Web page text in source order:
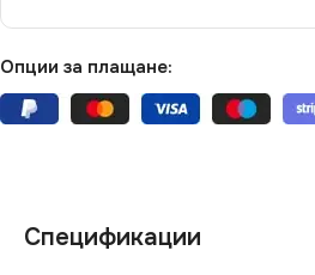
Опции за плащане:
Спецификации